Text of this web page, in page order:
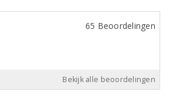
65 Beoordelingen
Bekijk alle beoordelingen